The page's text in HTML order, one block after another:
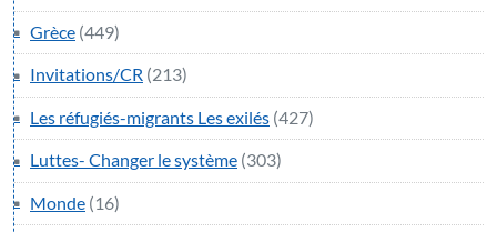
Grèce (449)
Invitations/CR (213)
Les réfugiés-migrants Les exilés (427)
Luttes- Changer le système (303)
Monde (16)